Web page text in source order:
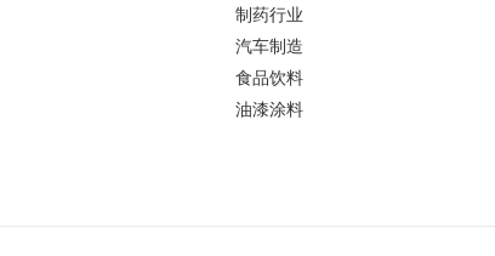
制药行业
汽车制造
食品饮料
油漆涂料